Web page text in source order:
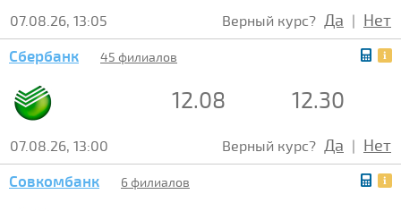
07.08.26, 13:05 Верный курс? Да | Нет
Сбербанк 45 филиалов
12.08 12.30
07.08.26, 13:00 Верный курс? Да | Нет
Совкомбанк 6 филиалов